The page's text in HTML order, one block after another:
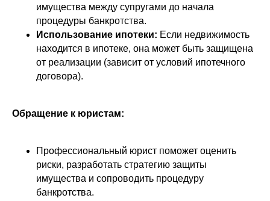
имущества между супругами до начала
процедуры банкротства.
Использование ипотеки: Если недвижимость
находится в ипотеке, она может быть защищена
от реализации (зависит от условий ипотечного
договора).
Обращение к юристам:
Профессиональный юрист поможет оценить
риски, разработать стратегию защиты
имущества и сопроводить процедуру
банкротства.